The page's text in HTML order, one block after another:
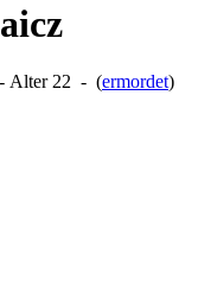
Alter 22 ‐ (ermordet)